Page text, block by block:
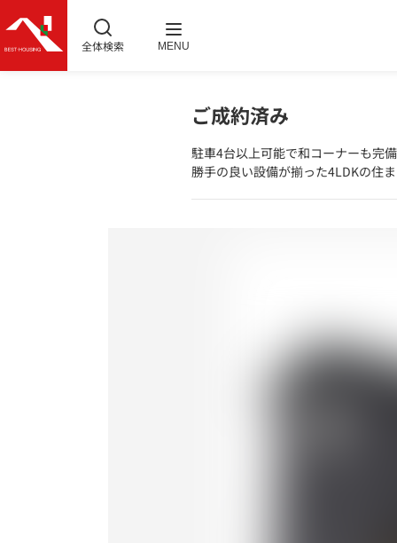
全体検索 MENU
ご成約済み
駐車4台以上可能で和コーナーも完
勝手の良い設備が揃った4LDKの住